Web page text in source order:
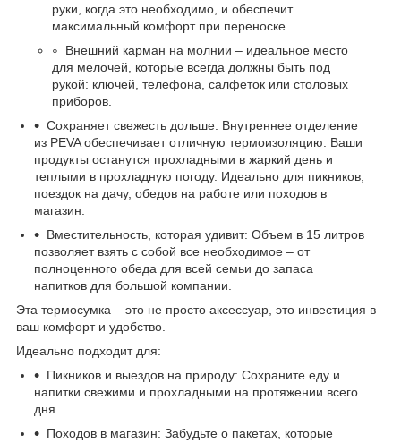
руки, когда это необходимо, и обеспечит
максимальный комфорт при переноске.
Внешний карман на молнии – идеальное место
для мелочей, которые всегда должны быть под
рукой: ключей, телефона, салфеток или столовых
приборов.
Сохраняет свежесть дольше: Внутреннее отделение
из PEVA обеспечивает отличную термоизоляцию. Ваши
продукты останутся прохладными в жаркий день и
теплыми в прохладную погоду. Идеально для пикников,
поездок на дачу, обедов на работе или походов в
магазин.
Вместительность, которая удивит: Объем в 15 литров
позволяет взять с собой все необходимое – от
полноценного обеда для всей семьи до запаса
напитков для большой компании.
Эта термосумка – это не просто аксессуар, это инвестиция в
ваш комфорт и удобство.
Идеально подходит для:
Пикников и выездов на природу: Сохраните еду и
напитки свежими и прохладными на протяжении всего
дня.
Походов в магазин: Забудьте о пакетах, которые